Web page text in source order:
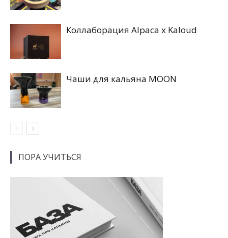
Коллаборация Alpaca x Kaloud
Чаши для кальяна MOON
ПОРА УЧИТЬСЯ